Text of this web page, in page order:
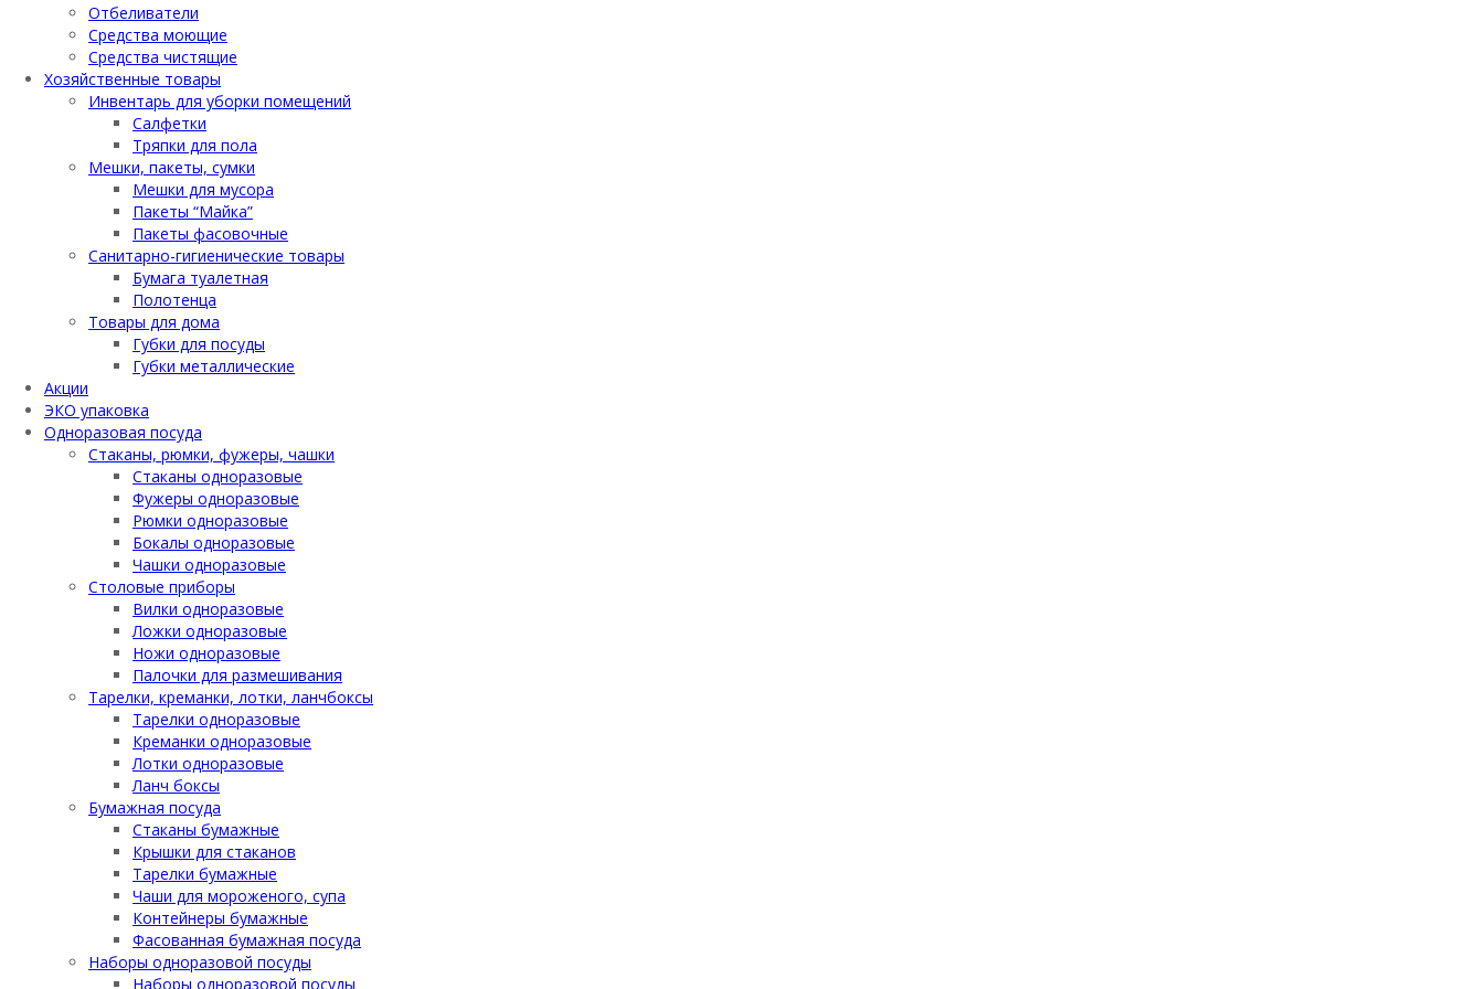
Отбеливатели
Средства моющие
Средства чистящие
Хозяйственные товары
Инвентарь для уборки помещений
Салфетки
Тряпки для пола
Мешки, пакеты, сумки
Мешки для мусора
Пакеты “Майка”
Пакеты фасовочные
Санитарно-гигиенические товары
Бумага туалетная
Полотенца
Товары для дома
Губки для посуды
Губки металлические
Акции
ЭКО упаковка
Одноразовая посуда
Стаканы, рюмки, фужеры, чашки
Стаканы одноразовые
Фужеры одноразовые
Рюмки одноразовые
Бокалы одноразовые
Чашки одноразовые
Столовые приборы
Вилки одноразовые
Ложки одноразовые
Ножи одноразовые
Палочки для размешивания
Тарелки, креманки, лотки, ланчбоксы
Тарелки одноразовые
Креманки одноразовые
Лотки одноразовые
Ланч боксы
Бумажная посуда
Стаканы бумажные
Крышки для стаканов
Тарелки бумажные
Чаши для мороженого, супа
Контейнеры бумажные
Фасованная бумажная посуда
Наборы одноразовой посуды
Наборы одноразовой посуды